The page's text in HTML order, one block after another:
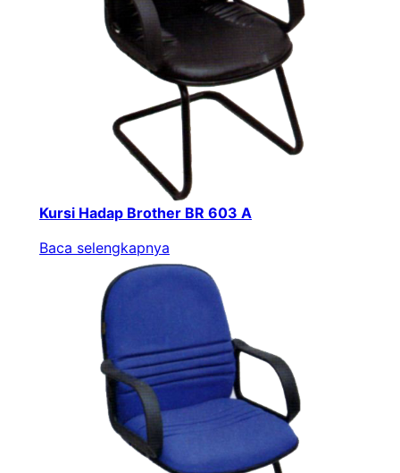
Kursi Hadap Brother BR 603 A
Baca selengkapnya